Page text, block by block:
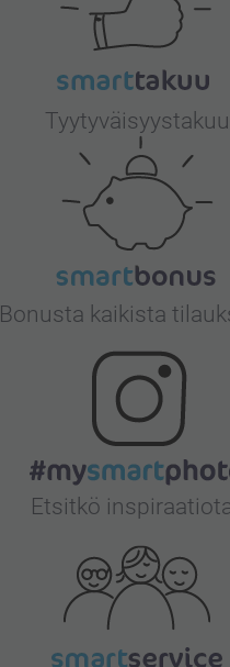
Tyytyväisyystakuu
Bonusta kaikista
Etsitkö